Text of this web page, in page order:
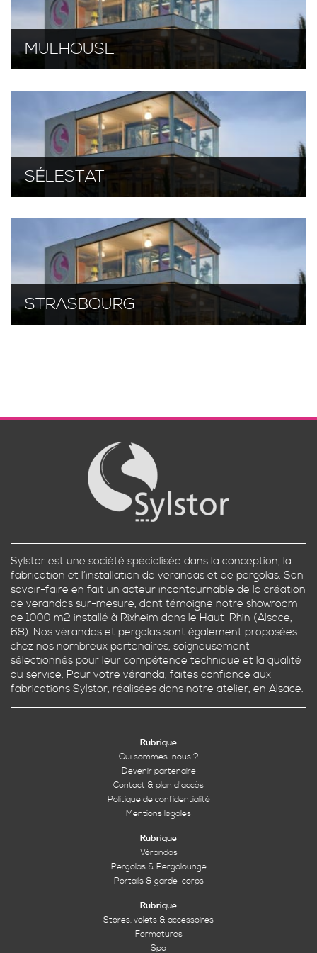
MULHOUSE
SÉLESTAT
STRASBOURG
Sylstor est une société spécialisée dans la conception, la
fabrication et l’installation de verandas et de pergolas. Son
savoir-faire en fait un acteur incontournable de la création
de verandas sur-mesure, dont témoigne notre showroom
de 1000 m2 installé à Rixheim dans le Haut-Rhin (Alsace,
68). Nos vérandas et pergolas sont également proposées
chez nos nombreux partenaires, soigneusement
sélectionnés pour leur compétence technique et la qualité
du service. Pour votre véranda, faites confiance aux
fabrications Sylstor, réalisées dans notre atelier, en Alsace.
Rubrique
Qui sommes-nous ?
Devenir partenaire
Contact & plan d'accès
Politique de confidentialité
Mentions légales
Rubrique
Vérandas
Pergolas & Pergolounge
Portails & garde-corps
Rubrique
Stores, volets & accessoires
Fermetures
Spa